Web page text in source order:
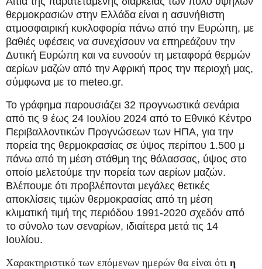
θερμοκρασιών στην Ελλάδα είναι η ασυνήθιστη
ατμοσφαιρική κυκλοφορία πάνω από την Ευρώπη, με
βαθιές υφέσεις να συνεχίσουν να επηρεάζουν την
Δυτική Ευρώπη και να ευνοούν τη μεταφορά θερμών
αερίων μαζών από την Αφρική προς την περιοχή μας,
σύμφωνα με το meteo.gr.
Το γράφημα παρουσιάζει 32 προγνωστικά σενάρια
από τις 9 έως 24 Ιουλίου 2024 από το Εθνικό Κέντρο
Περιβαλλοντικών Προγνώσεων των ΗΠΑ, για την
πορεία της θερμοκρασίας σε ύψος περίπου 1.500 μ
πάνω από τη μέση στάθμη της θάλασσας, ύψος στο
οποίο μελετούμε την πορεία των αερίων μαζών.
Βλέπουμε ότι προβλέπονται μεγάλες θετικές
αποκλίσεις τιμών θερμοκρασίας από τη μέση
κλιματική τιμή της περιόδου 1991-2020 σχεδόν από
το σύνολο των σεναρίων, ιδιαίτερα μετά τις 14
Ιουλίου.
Χαρακτηριστικό των επόμενων ημερών θα είναι ότι η